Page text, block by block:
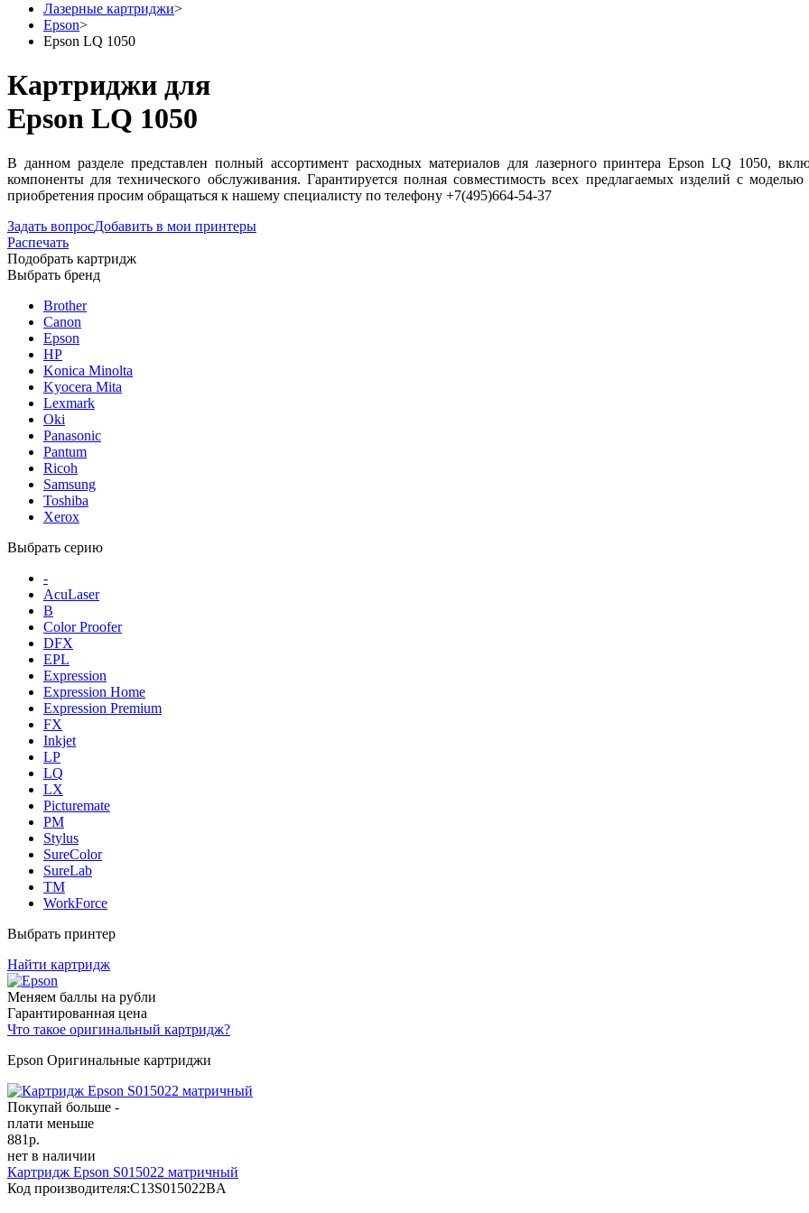
Лазерные картриджи>
Epson>
Epson LQ 1050
Картриджи для
Epson LQ 1050
В данном разделе представлен полный ассортимент расходных материалов для лазерного принтера Epson LQ 1050,
компоненты для технического обслуживания. Гарантируется полная совместимость всех предлагаемых изделий с
приобретения просим обращаться к нашему специалисту по телефону +7(495)664-54-37
Задать вопросДобавить в мои принтеры
Распечать
Подобрать картридж
Выбрать бренд
Brother
Canon
Epson
HP
Konica Minolta
Kyocera Mita
Lexmark
Oki
Panasonic
Pantum
Ricoh
Samsung
Toshiba
Xerox
Выбрать серию
-
AcuLaser
B
Color Proofer
DFX
EPL
Expression
Expression Home
Expression Premium
FX
Inkjet
LP
LQ
LX
Picturemate
PM
Stylus
SureColor
SureLab
TM
WorkForce
Выбрать принтер
Найти картридж
Меняем баллы на рубли
Гарантированная цена
Что такое оригинальный картридж?
Epson Оригинальные картриджи
Покупай больше -
плати меньше
881р.
нет в наличии
Картридж Epson S015022 матричный
Код производителя:C13S015022BA